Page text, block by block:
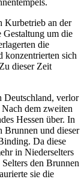
Kurbetrieb an der
um die
die
konzentrierten sich
dieser Zeit
Deutschland, verlor
dem zweiten
Hessen über. In
Brunnen und dieser
Da diese
in Niederselters
den Brunnen
sie die